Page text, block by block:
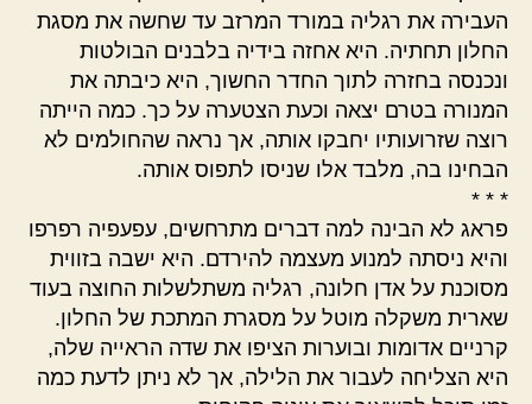
העבירה את רגליה במורד המרזב עד שחשה את מסגת
החלון תחתיה. היא אחזה בידיה בלבנים הבולטות
ונכנסה בחזרה לתוך החדר החשוך, היא כיבתה את
המנורה בטרם יצאה וכעת הצטערה על כך. כמה הייתה
רוצה שזרועותיו יחבקו אותה, אך נראה שהחולמים לא
הבחינו בה, מלבד אלו שניסו לתפוס אותה.
* * *
פראג לא הבינה למה דברים מתרחשים, עפעפיה רפרפו
והיא ניסתה למנוע מעצמה להירדם. היא ישבה בזווית
מסוכנת על אדן חלונה, רגליה משתלשלות החוצה בעוד
שארית משקלה מוטל על מסגרת המתכת של החלון.
קרניים אדומות ובוערות הציפו את שדה הראייה שלה,
היא הצליחה לעבור את הלילה, אך לא ניתן לדעת כמה